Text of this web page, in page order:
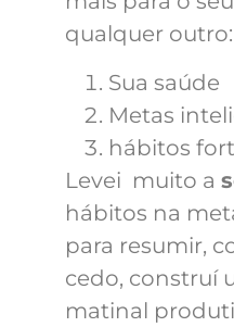
qualquer outro:
Sua saúde
Metas
hábitos
Levei muito a
hábitos na
para resumir,
cedo, construí
matinal